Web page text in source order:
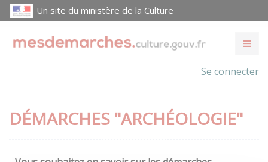
Un site du ministère de la Culture
Se connecter
DÉMARCHES "ARCHÉOLOGIE"